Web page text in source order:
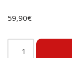
59,90€